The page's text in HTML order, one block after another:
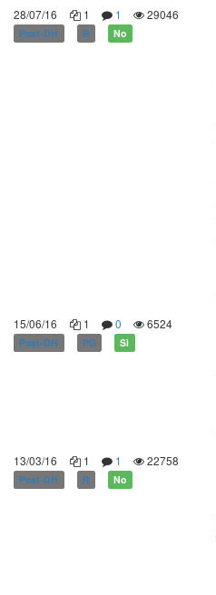
28/07/16
1 1 29046
Post-DH R No
15/06/16
1 0 6524
Post-DH PG Sì
13/03/16
1 1 22758
Post-DH R No